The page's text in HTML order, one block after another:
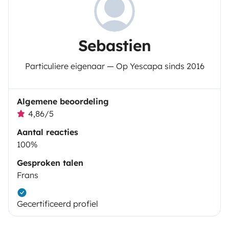
Sebastien
Particuliere eigenaar — Op Yescapa sinds 2016
Algemene beoordeling
4,86/5
Aantal reacties
100%
Gesproken talen
Frans
Gecertificeerd profiel